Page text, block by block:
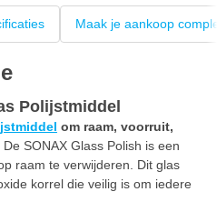
Maak je aankoop
Polijstmiddel
om raam, voorruit,
De SONAX Glass Polish is een
raam te verwijderen. Dit glas
korrel die veilig is om iedere